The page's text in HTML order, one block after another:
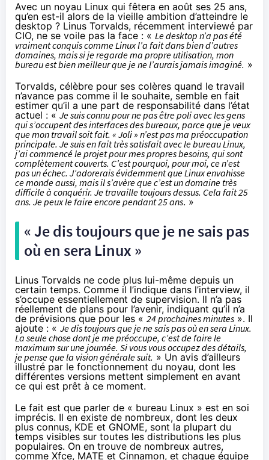
Avec un noyau Linux qui fêtera en août ses 25 ans,
qu’en est-il alors de la vieille ambition d’atteindre le
desktop ? Linus Torvalds, récemment interviewé par
CIO, ne se voile pas la face : « Le desktop n’a pas été
vraiment conquis comme Linux l’a fait dans bien d’autres
domaines, mais si je regarde ma propre utilisation, mon
bureau est bien meilleur que je ne l’aurais jamais imaginé. »
Torvalds, célèbre pour ses colères quand le travail
n’avance pas comme il le souhaite, semble en fait
estimer qu’il a une part de responsabilité dans l’état
actuel : « Je suis connu pour ne pas être poli avec les gens
qui s’occupent des interfaces des bureaux, parce que je veux
que mon travail soit fait. « Joli » n’est pas ma préoccupation
principale. Je suis en fait très satisfait avec le bureau Linux,
j’ai commencé le projet pour mes propres besoins, qui sont
complètement couverts. C’est pourquoi, pour moi, ce n’est
pas un échec. J’adorerais évidemment que Linux envahisse
ce monde aussi, mais il s’avère que c’est un domaine très
difficile à conquérir. Je travaille toujours dessus. Cela fait 25
ans. Je peux le faire encore pendant 25 ans. »
« Je dis toujours que je ne sais pas
où en sera Linux »
Linus Torvalds ne code plus lui-même depuis un
certain temps. Comme il l’indique dans l’interview, il
s’occupe essentiellement de supervision. Il n’a pas
réellement de plans pour l’avenir, indiquant qu’il n’a
de prévisions que pour les « 24 prochaines minutes ». Il
ajoute : « Je dis toujours que je ne sais pas où en sera Linux.
La seule chose dont je me préoccupe, c’est de faire le
maximum sur une journée. Si vous vous occupez des détails,
je pense que la vision générale suit. » Un avis d’ailleurs
illustré par le fonctionnement du noyau, dont les
différentes versions mettent simplement en avant
ce qui est prêt à ce moment.
Le fait est que parler de « bureau Linux » est en soi
imprécis. Il en existe de nombreux, dont les deux
plus connus, KDE et GNOME, sont la plupart du
temps visibles sur toutes les distributions les plus
populaires. On en trouve de nombreux autres,
comme Xfce, MATE et Cinnamon, et chaque équipe